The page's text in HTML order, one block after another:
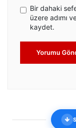
Bir dahaki
üzere adımı
kaydet.
Yorumu